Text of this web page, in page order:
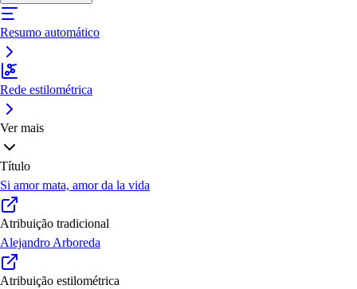
Resumo automático
Rede estilométrica
Ver mais
Título
Si amor mata, amor da la vida
Atribuição tradicional
Alejandro Arboreda
Atribuição estilométrica